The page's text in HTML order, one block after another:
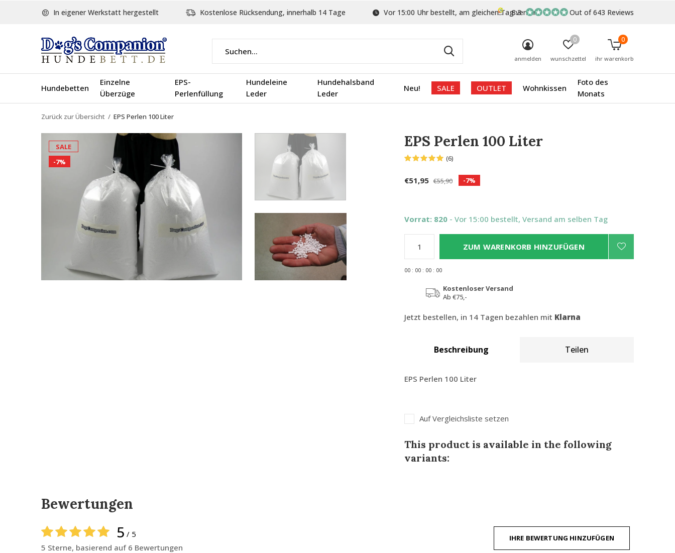
Hundebetten
Einzelne
Überzüge
EPS-
Perlenfüllung
Hundeleine
Leder
Hundehalsband
Leder
Neu! SALE OUTLET Wohnkissen
Foto des
Monats
anmelden wunschzettel
0
ihr warenkorb
0
In eigener Werkstatt hergestellt Kostenlose Rücksendung, innerhalb 14 Tage Vor 15:00 Uhr bestellt, am gleichen Tag versand
8.3 Out of 643 Reviews
Zurück zur Übersicht EPS Perlen 100 Liter
SALE
-7%
EPS Perlen 100 Liter
(6)
€51,95 €55,90 -7%
Vorrat: 820 - Vor 15:00 bestellt, Versand am selben Tag
ZUM WARENKORB HINZUFÜGEN
00 : 00 : 00 : 00
Kostenloser Versand
Ab €75,-
Jetzt bestellen, in 14 Tagen bezahlen mit Klarna
Beschreibung Teilen
EPS Perlen 100 Liter
Auf Vergleichsliste setzen
This product is available in the following
variants:
Bewertungen
5 / 5
5 Sterne, basierend auf 6 Bewertungen
IHRE BEWERTUNG HINZUFÜGEN